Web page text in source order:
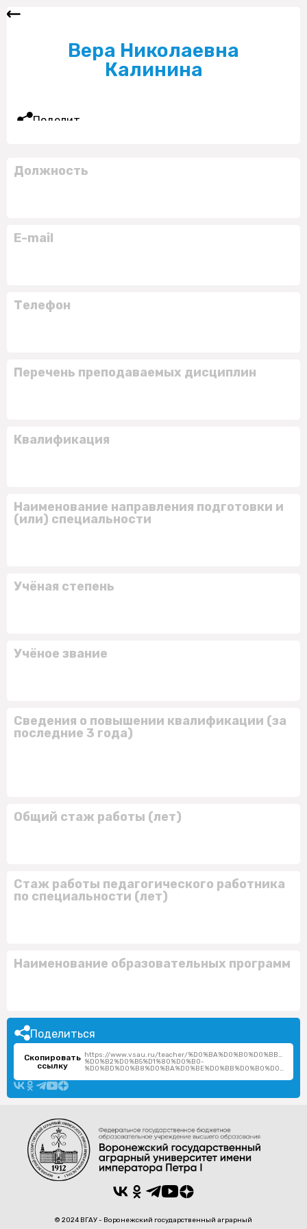
Вера Николаевна
Калинина
Поделиться
Должность
E-mail
Телефон
Перечень преподаваемых дисциплин
Квалификация
Наименование направления подготовки и
(или) специальности
Учёная степень
Учёное звание
Сведения о повышении квалификации (за
последние 3 года)
Общий стаж работы (лет)
Стаж работы педагогического работника
по специальности (лет)
Наименование образовательных программ
Поделиться
Скопировать
ссылку
https://www.vsau.ru/teacher/
%D0%B2%D0%B5%D1%80%D0%B0-
%D0%BD%D0%B8%D0%BA%D0%BE%D0%BB%D0%B0%D0%B5%D0%B2%D0%BD%D0%B0/
© 2024 ВГАУ - Воронежский государственный аграрный